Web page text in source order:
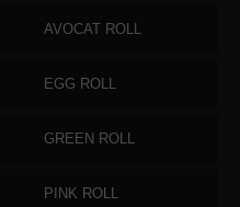
AVOCAT ROLL
EGG ROLL
GREEN ROLL
PINK ROLL